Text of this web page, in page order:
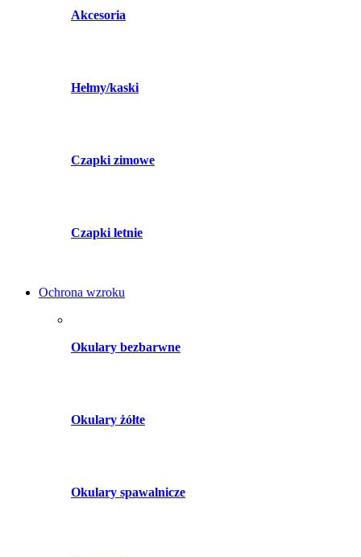
Akcesoria
Hełmy/kaski
Czapki zimowe
Czapki letnie
Ochrona wzroku
Okulary bezbarwne
Okulary żółte
Okulary spawalnicze